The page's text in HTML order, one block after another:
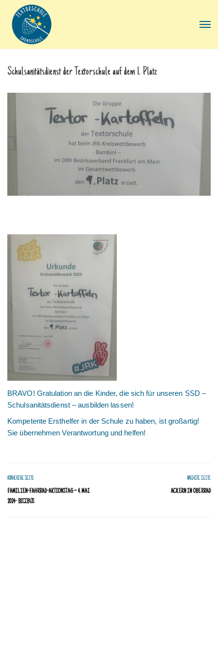
Schulsanitätsdienst der Textorschule auf dem 1. Platz
BRAVO! Gratulation an die Kinder, die sich für unseren SSD –
Schulsanitätsdienst – ausbilden lassen!
Kompetente Ersthelfer in der Schule zu haben, ist großartig!
Sie übernehmen Verantwortung und helfen!
VORHERIGE SEITE
FAMILIEN-FAHRRAD-AKTIONSTAG – 4. MAI
2024- BICIBUS
NÄCHSTE SEITE
ACKERN IN OBERRAD